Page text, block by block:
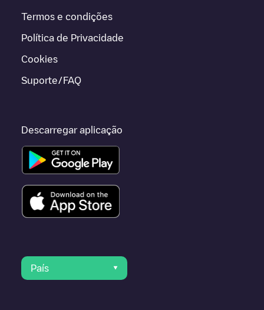
Termos e condições
Política de Privacidade
Cookies
Suporte/FAQ
Descarregar aplicação
País